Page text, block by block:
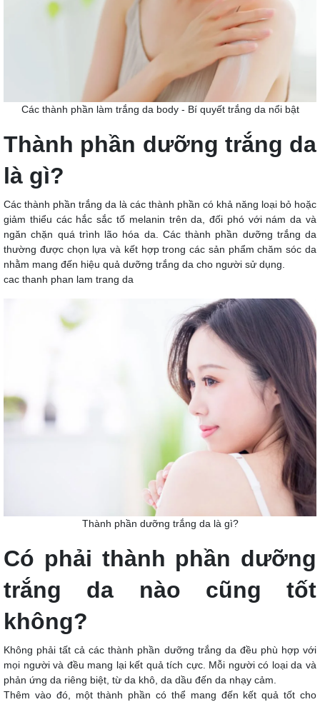
Các thành phần làm trắng da body - Bí quyết trắng da nổi bật
Thành phần dưỡng trắng da
là gì?
Các thành phần trắng da là các thành phần có khả năng loại bỏ hoặc
giảm thiểu các hắc sắc tố melanin trên da, đối phó với nám da và
ngăn chặn quá trình lão hóa da. Các thành phần dưỡng trắng da
thường được chọn lựa và kết hợp trong các sản phẩm chăm sóc da
nhằm mang đến hiệu quả dưỡng trắng da cho người sử dụng.
cac thanh phan lam trang da
Thành phần dưỡng trắng da là gì?
Có phải thành phần dưỡng
trắng da nào cũng tốt
không?
Không phải tất cả các thành phần dưỡng trắng da đều phù hợp với
mọi người và đều mang lại kết quả tích cực. Mỗi người có loại da và
phản ứng da riêng biệt, từ da khô, da dầu đến da nhạy cảm.
Thêm vào đó, một thành phần có thể mang đến kết quả tốt cho